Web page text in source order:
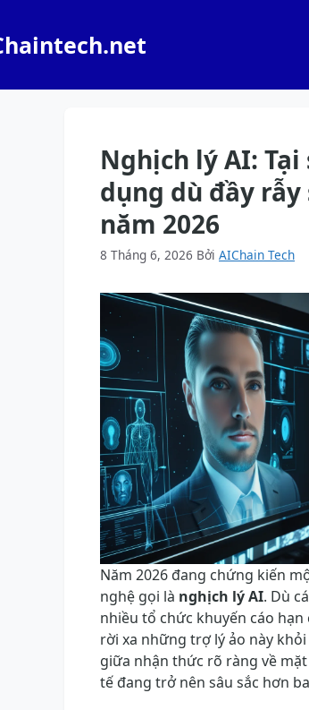
Nghịch lý AI:
dụng dù đầy
năm 2026
8 Tháng 6, 2026 Bởi AIChain Tech
Năm 2026 đang chứng kiến
nghệ gọi là nghịch lý AI. Dù
nhiều tổ chức khuyến cáo
rời xa những trợ lý ảo này
giữa nhận thức rõ ràng về
tế đang trở nên sâu sắc hơn